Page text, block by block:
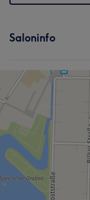
Saloninfo